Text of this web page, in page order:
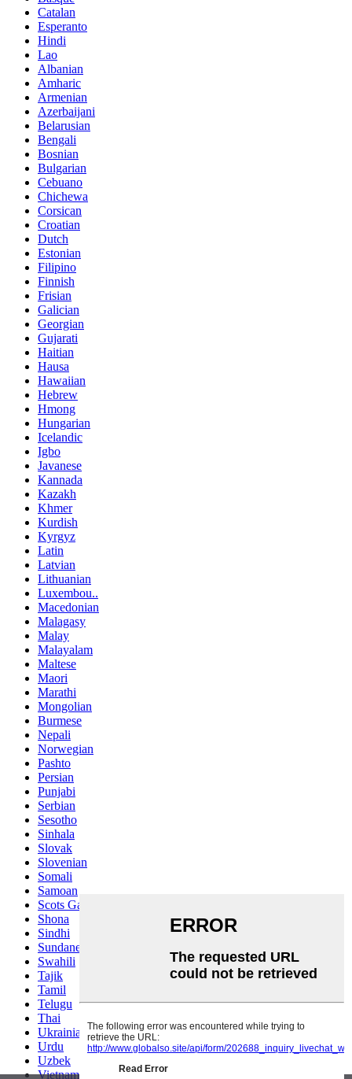
Catalan
Esperanto
Hindi
Lao
Albanian
Amharic
Armenian
Azerbaijani
Belarusian
Bengali
Bosnian
Bulgarian
Cebuano
Chichewa
Corsican
Croatian
Dutch
Estonian
Filipino
Finnish
Frisian
Galician
Georgian
Gujarati
Haitian
Hausa
Hawaiian
Hebrew
Hmong
Hungarian
Icelandic
Igbo
Javanese
Kannada
Kazakh
Khmer
Kurdish
Kyrgyz
Latin
Latvian
Lithuanian
Luxembou..
Macedonian
Malagasy
Malay
Malayalam
Maltese
Maori
Marathi
Mongolian
Burmese
Nepali
Norwegian
Pashto
Persian
Punjabi
Serbian
Sesotho
Sinhala
Slovak
Slovenian
Somali
Samoan
Scots Gaelic
Shona
Sindhi
Sundanese
Swahili
Tajik
Tamil
Telugu
Thai
Ukrainian
Urdu
Uzbek
Vietnamese